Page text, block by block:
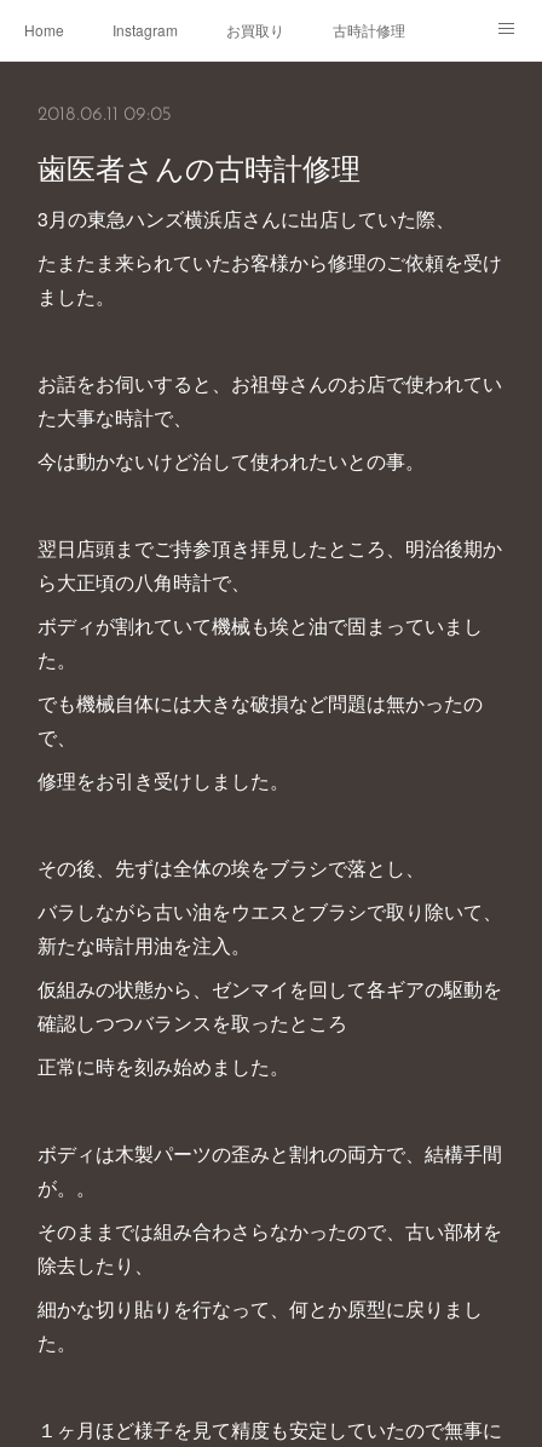
Home Instagram お買取り 古時計修理
2018.06.11 09:05
歯医者さんの古時計修理
3月の東急ハンズ横浜店さんに出店していた際、
たまたま来られていたお客様から修理のご依頼を受け
ました。
お話をお伺いすると、お祖母さんのお店で使われてい
た大事な時計で、
今は動かないけど治して使われたいとの事。
翌日店頭までご持参頂き拝見したところ、明治後期か
ら大正頃の八角時計で、
ボディが割れていて機械も埃と油で固まっていまし
た。
でも機械自体には大きな破損など問題は無かったの
で、
修理をお引き受けしました。
その後、先ずは全体の埃をブラシで落とし、
バラしながら古い油をウエスとブラシで取り除いて、
新たな時計用油を注入。
仮組みの状態から、ゼンマイを回して各ギアの駆動を
確認しつつバランスを取ったところ
正常に時を刻み始めました。
ボディは木製パーツの歪みと割れの両方で、結構手間
が。。
そのままでは組み合わさらなかったので、古い部材を
除去したり、
細かな切り貼りを行なって、何とか原型に戻りまし
た。
１ヶ月ほど様子を見て精度も安定していたので無事に